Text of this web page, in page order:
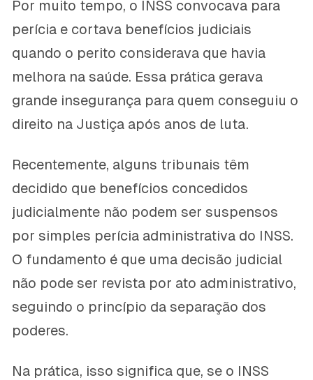
Por muito tempo, o INSS convocava para
perícia e cortava benefícios judiciais
quando o perito considerava que havia
melhora na saúde. Essa prática gerava
grande insegurança para quem conseguiu o
direito na Justiça após anos de luta.
Recentemente, alguns tribunais têm
decidido que benefícios concedidos
judicialmente não podem ser suspensos
por simples perícia administrativa do INSS.
O fundamento é que uma decisão judicial
não pode ser revista por ato administrativo,
seguindo o princípio da separação dos
poderes.
Na prática, isso significa que, se o INSS